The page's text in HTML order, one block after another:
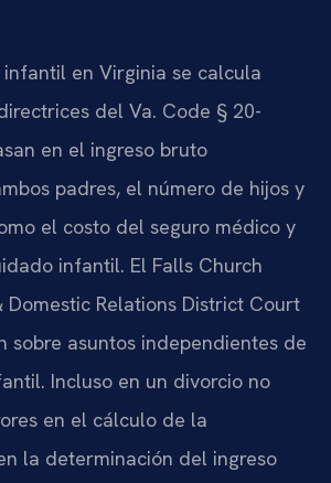
infantil en Virginia se calcula
del Va. Code § 20-
en el ingreso bruto
padres, el número de hijos y
el costo del seguro médico y
infantil. El Falls Church
Domestic Relations District Court
sobre asuntos independientes de
Incluso en un divorcio no
en el cálculo de la
la determinación del ingreso